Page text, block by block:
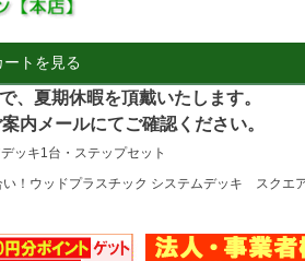
ートを見る
検索
、夏期休暇を頂戴いたします。
メールにてご確認ください。
ッキ1台・ステップセット
い！ウッドプラスチック システムデッキ スクエ